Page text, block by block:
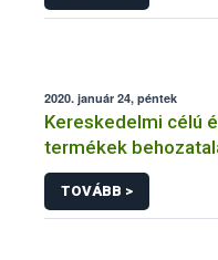
2020. január 24, péntek
Kereskedelmi célú
termékek
országból
TOVÁBB >